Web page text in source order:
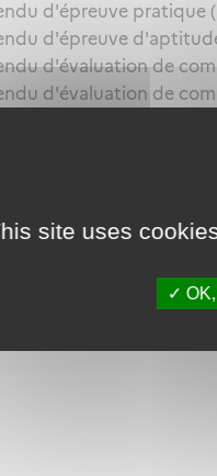
site uses
OK,
d'épreuve pratique
d'épreuve
d'évaluation de
d'évaluation de
de compétence TRE(A)
prorogation, le
prorogation ou le